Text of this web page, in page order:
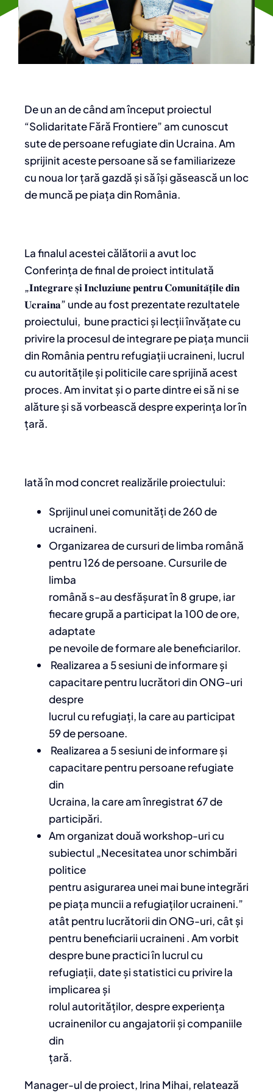
De un an de când am început proiectul
“Solidaritate Fără Frontiere” am cunoscut
sute de persoane refugiate din Ucraina. Am
sprijinit aceste persoane să se familiarizeze
cu noua lor țară gazdă și să își găsească un loc
de muncă pe piața din România.
La finalul acestei călătorii a avut loc
Conferința de final de proiect intitulată
„𝐈𝐧𝐭𝐞𝐠𝐫𝐚𝐫𝐞 𝐬̦𝐢 𝐈𝐧𝐜𝐥𝐮𝐳𝐢𝐮𝐧𝐞 𝐩𝐞𝐧𝐭𝐫𝐮 𝐂𝐨𝐦𝐮𝐧𝐢𝐭𝐚̆𝐭̦𝐢𝐥𝐞 𝐝𝐢𝐧
𝐔𝐜𝐫𝐚𝐢𝐧𝐚” unde au fost prezentate rezultatele
proiectului, bune practici și lecții învățate cu
privire la procesul de integrare pe piața muncii
din România pentru refugiații ucraineni, lucrul
cu autoritățile și politicile care sprijină acest
proces. Am invitat și o parte dintre ei să ni se
alăture și să vorbească despre experința lor în
țară.
Iată în mod concret realizările proiectului:
Sprijinul unei comunități de 260 de
ucraineni.
Organizarea de cursuri de limba română
pentru 126 de persoane. Cursurile de
limba
română s-au desfășurat în 8 grupe, iar
fiecare grupă a participat la 100 de ore,
adaptate
pe nevoile de formare ale beneficiarilor.
Realizarea a 5 sesiuni de informare și
capacitare pentru lucrători din ONG-uri
despre
lucrul cu refugiați, la care au participat
59 de persoane.
Realizarea a 5 sesiuni de informare și
capacitare pentru persoane refugiate
din
Ucraina, la care am înregistrat 67 de
participări.
Am organizat două workshop-uri cu
subiectul „Necesitatea unor schimbări
politice
pentru asigurarea unei mai bune integrări
pe piața muncii a refugiaților ucraineni.”
atât pentru lucrătorii din ONG-uri, cât și
pentru beneficiarii ucraineni . Am vorbit
despre bune practici în lucrul cu
refugiații, date și statistici cu privire la
implicarea și
rolul autorităților, despre experiența
ucrainenilor cu angajatorii și companiile
din
țară.
Manager-ul de proiect, Irina Mihai, relatează